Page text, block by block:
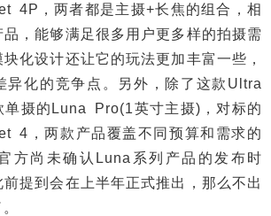
4P，两者都是主摄+长焦的组合，相
，能够满足很多用户更多样的拍摄需
化设计还让它的玩法更加丰富一些，
异化的竞争点。另外，除了这款Ultra
单摄的Luna Pro(1英寸主摄)，对标的
4，两款产品覆盖不同预算和需求的
方尚未确认Luna系列产品的发布时
提到会在上半年正式推出，那么不出